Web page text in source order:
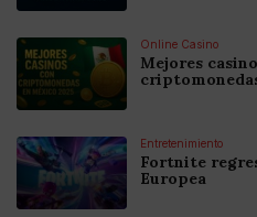
Online Casino
Mejores
Entretenimiento
Fortnite
Europea